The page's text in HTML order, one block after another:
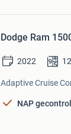
Dodge Ram
2022
Adaptive Cruise
NAP